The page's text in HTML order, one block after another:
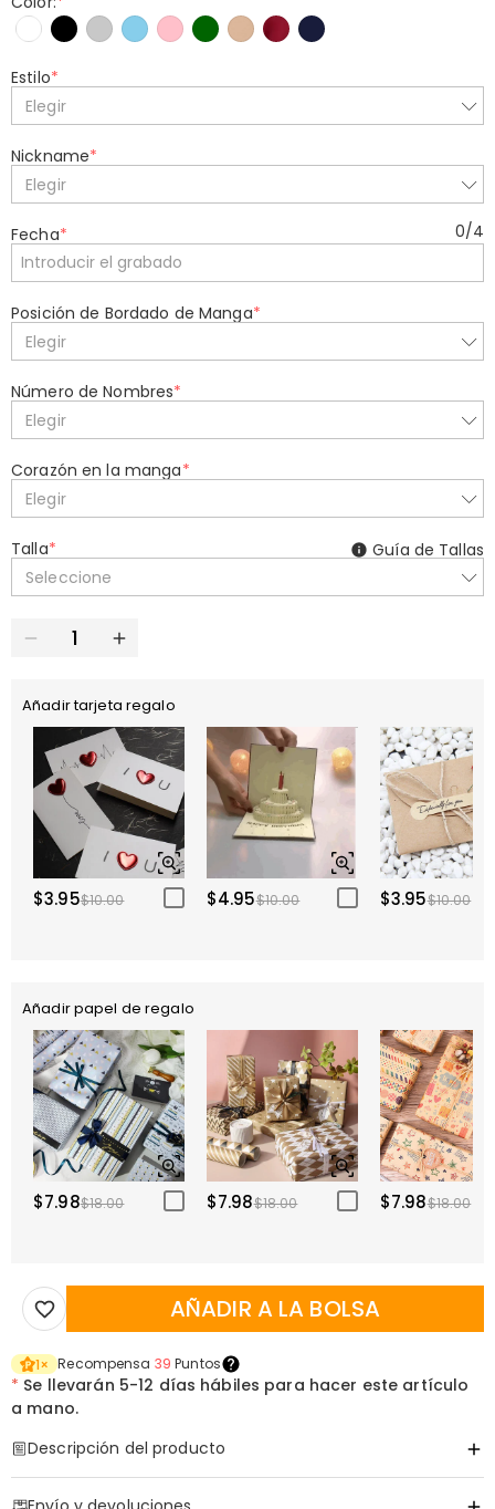
Estilo*
Elegir
Nickname*
Elegir
Fecha* 0/4
Posición de Bordado de Manga*
Elegir
Número de Nombres*
Elegir
Corazón en la manga*
Elegir
Talla*
Seleccione
Guía de Tallas
Añadir tarjeta regalo
$3.95$10.00 $4.95$10.00 $3.95$10.00
Añadir papel de regalo
$7.98$18.00 $7.98$18.00 $7.98$18.00
AÑADIR A LA BOLSA
1× Recompensa 39 Puntos
* Se llevarán 5-12 días hábiles para hacer este artículo
a mano.
Descripción del producto